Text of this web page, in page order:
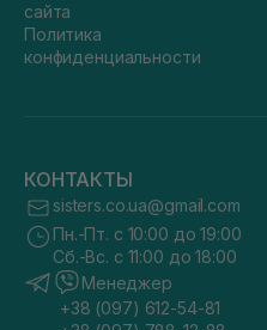
сайта
Политика
конфиденциальности
КОНТАКТЫ
sisters.co.ua@gmail.com
Пн.-Пт. с 10:00 до 19:00
Сб.-Вс. с 11:00 до 18:00
Менеджер
+38 (097) 612-54-81